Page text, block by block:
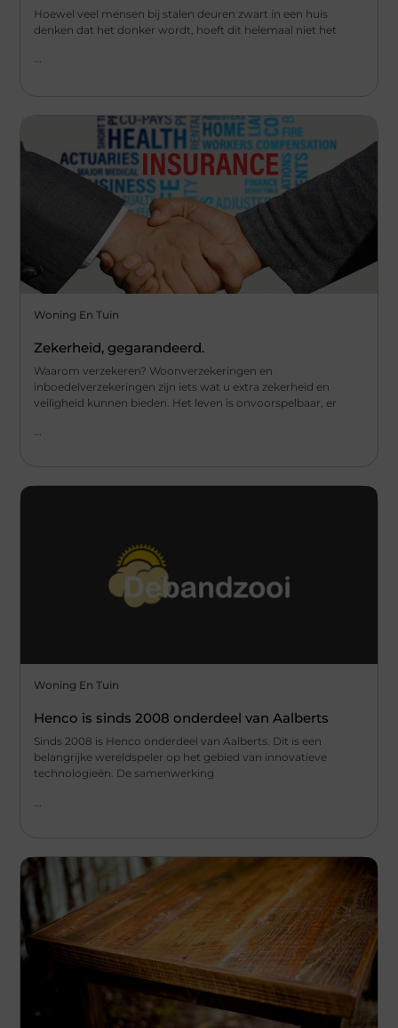
Hoewel veel mensen bij stalen deuren zwart in een huis
denken dat het donker wordt, hoeft dit helemaal niet het
Woning En Tuin
Zekerheid, gegarandeerd.
Waarom verzekeren? Woonverzekeringen en
inboedelverzekeringen zijn iets wat u extra zekerheid en
veiligheid kunnen bieden. Het leven is onvoorspelbaar, er
...
Woning En Tuin
Henco is sinds 2008 onderdeel van Aalberts
Sinds 2008 is Henco onderdeel van Aalberts. Dit is een
belangrijke wereldspeler op het gebied van innovatieve
technologieën. De samenwerking